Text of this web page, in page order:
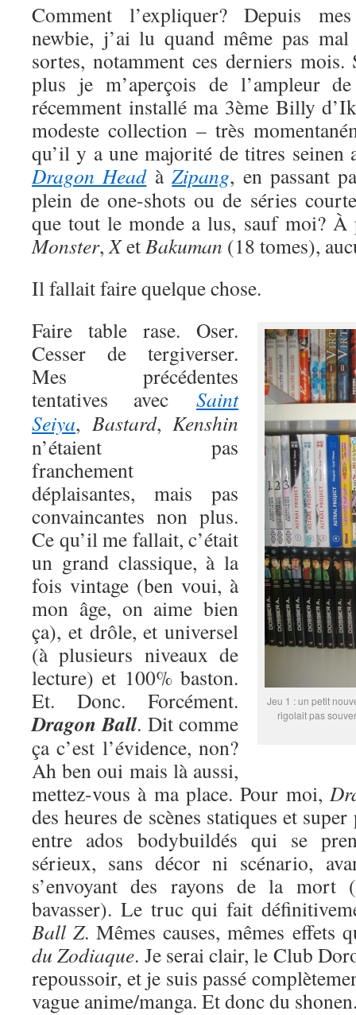
Comment l’expliquer? Depuis
newbie, j’ai lu quand même pas
sortes, notamment ces derniers
plus je m’aperçois de l’ampleur
récemment installé ma 3ème Billy
modeste collection – très
qu’il y a une majorité de titres seinen
Dragon HeadàZipang, en passant
plein de one-shots ou de séries
que tout le monde a lus, sauf moi?
Monster,XetBakuman (18 tomes),
Il fallait faire quelque chose.
Jeu 1 : un petit
rigolait pas
Faire table rase. Oser.
Cesser de tergiverser.
Mes précédentes
tentatives avec Saint
Seiya, Bastard, Kenshin
n’étaient pas
franchement
déplaisantes, mais pas
convaincantes non plus.
Ce qu’il me fallait, c’était
un grand classique, à la
fois vintage (ben voui, à
mon âge, on aime bien
ça), et drôle, et universel
(à plusieurs niveaux de
lecture) et 100% baston.
Et. Donc. Forcément.
Dragon Ball. Dit comme
ça c’est l’évidence, non?
Ah ben oui mais là aussi,
mettez-vous à ma place. Pour moi,
des heures de scènes statiques et
entre ados bodybuildés qui se
sérieux, sans décor ni scénario,
s’envoyant des rayons de la mort
bavasser). Le truc qui fait
Ball Z. Mêmes causes, mêmes effets
du Zodiaque. Je serai clair, le Club
repoussoir, et je suis passé
vague anime/manga. Et donc du